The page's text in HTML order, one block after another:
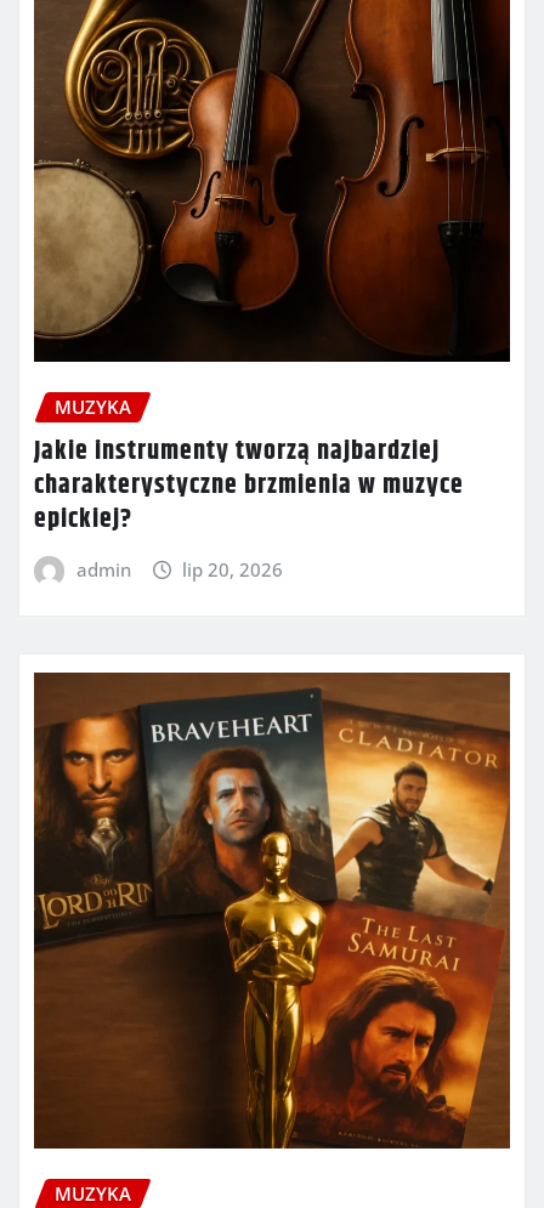
MUZYKA
Jakie instrumenty tworzą najbardziej
charakterystyczne brzmienia w muzyce
epickiej?
admin lip 20, 2026
MUZYKA